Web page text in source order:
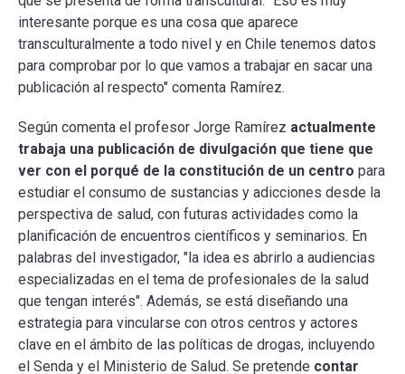
interesante porque es una cosa que aparece
transculturalmente a todo nivel y en Chile tenemos datos
para comprobar por lo que vamos a trabajar en sacar una
publicación al respecto" comenta Ramírez.
Según comenta el profesor Jorge Ramírez actualmente
trabaja una publicación de divulgación que tiene que
ver con el porqué de la constitución de un centro para
estudiar el consumo de sustancias y adicciones desde la
perspectiva de salud, con futuras actividades como la
planificación de encuentros científicos y seminarios. En
palabras del investigador, "la idea es abrirlo a audiencias
especializadas en el tema de profesionales de la salud
que tengan interés". Además, se está diseñando una
estrategia para vincularse con otros centros y actores
clave en el ámbito de las políticas de drogas, incluyendo
el Senda y el Ministerio de Salud. Se pretende contar